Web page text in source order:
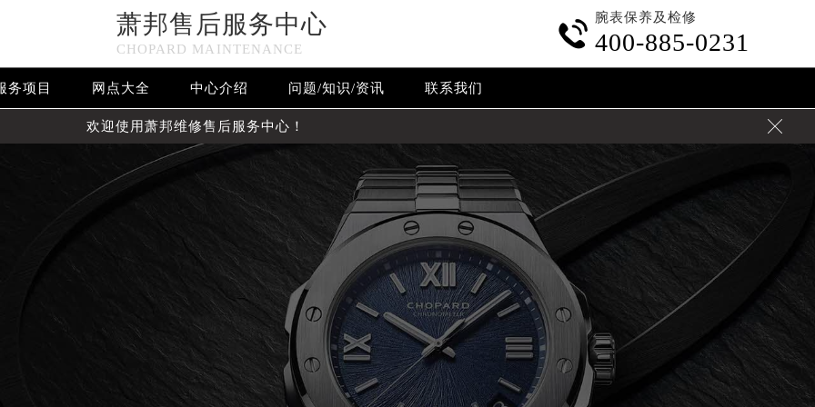
萧邦售后服务中心
CHOPARD MAINTENANCE

腕表保养及检修
400-885-0231
务项目 网点大全 中心介绍 问题/知识/资讯 联系我们
欢迎使用萧邦维修售后服务中心！ 